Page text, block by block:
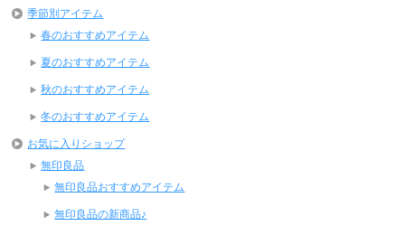
季節別アイテム
春のおすすめアイテム
夏のおすすめアイテム
秋のおすすめアイテム
冬のおすすめアイテム
お気に入りショップ
無印良品
無印良品おすすめアイテム
無印良品の新商品♪